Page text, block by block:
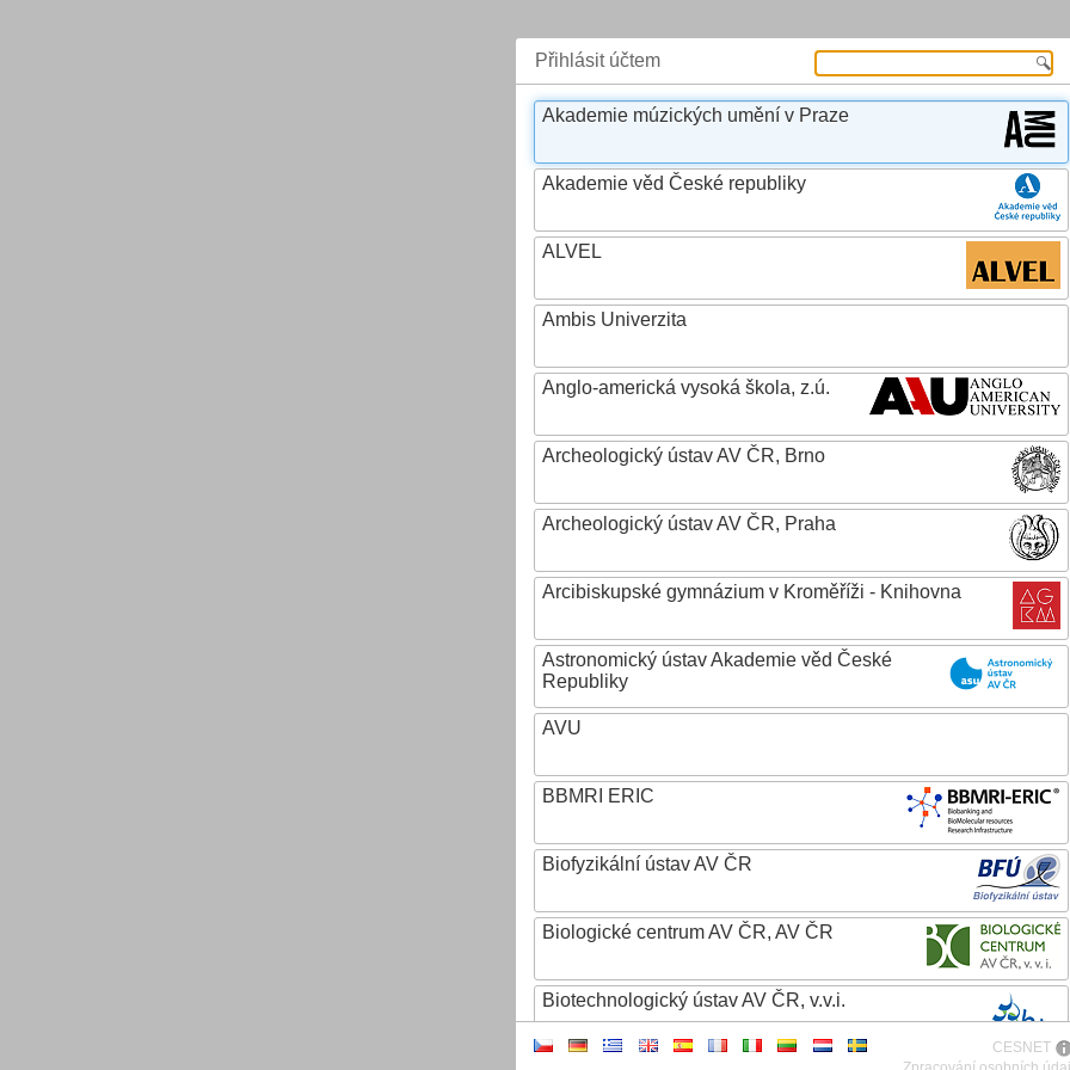
Přihlásit účtem
Akademie múzických umění v Praze
Akademie věd České republiky
ALVEL
Ambis Univerzita
Anglo-americká vysoká škola, z.ú.
Archeologický ústav AV ČR, Brno
Archeologický ústav AV ČR, Praha
Arcibiskupské gymnázium v Kroměříži - Knihovna
Astronomický ústav Akademie věd České
Republiky
AVU
BBMRI ERIC
Biofyzikální ústav AV ČR
Biologické centrum AV ČR, AV ČR
Biotechnologický ústav AV ČR, v.v.i.
CESNET